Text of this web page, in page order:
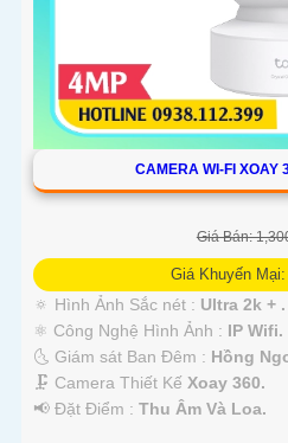
CAMERA WI-FI XOAY
Giá Bán:
Giá Khuyến
🔅 Hình Ảnh Sắc nét : Ultra 2k + .
⚛️ Công Nghệ Hình Ảnh : IP Wifi.
🌜 Giám sát Ban Đêm : Hồng
🗜️ Camera Thiết Kế Xoay 360.
️📢 Đặt Điểm : Thu Âm Và Loa.